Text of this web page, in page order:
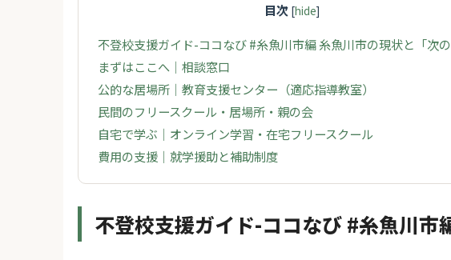
目次 [hide]
不登校支援ガイド-ココなび #糸魚川市編 糸魚川市の現状と「次の
まずはここへ｜相談窓口
公的な居場所｜教育支援センター（適応指導教室）
民間のフリースクール・居場所・親の会
自宅で学ぶ｜オンライン学習・在宅フリースクール
費用の支援｜就学援助と補助制度
不登校支援ガイド-ココなび #糸魚川市